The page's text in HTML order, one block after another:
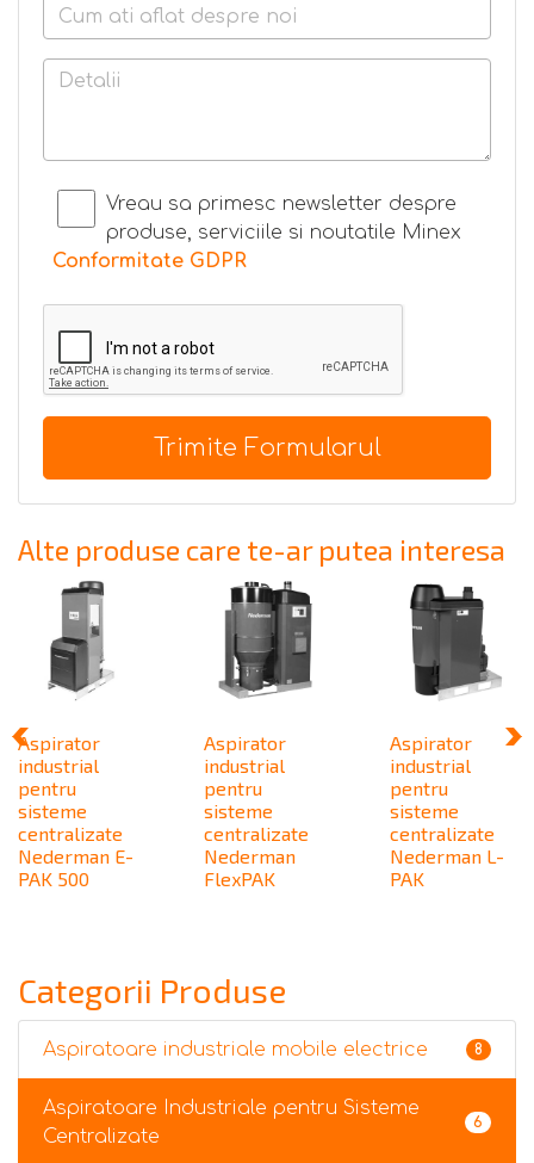
Vreau sa primesc newsletter despre
produse, serviciile si noutatile Minex
Conformitate GDPR
Trimite Formularul
Alte produse care te-ar putea interesa
Aspirator
industrial
pentru
sisteme
centralizate
Nederman E-
PAK 500
Aspirator
industrial
pentru
sisteme
centralizate
Nederman
FlexPAK
Aspirator
industrial
pentru
sisteme
centralizate
Nederman L-
PAK
Categorii Produse
Aspiratoare industriale mobile electrice 8
Aspiratoare Industriale pentru Sisteme
Centralizate
6